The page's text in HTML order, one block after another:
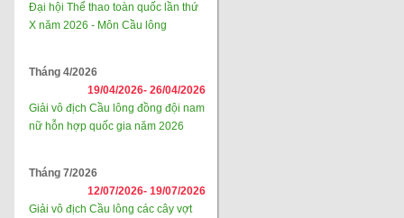
Đại hội Thể thao toàn quốc lần thứ
X năm 2026 - Môn Cầu lông
Tháng 4/2026
19/04/2026- 26/04/2026
Giải vô địch Cầu lông đồng đội nam
nữ hỗn hợp quốc gia năm 2026
Tháng 7/2026
12/07/2026- 19/07/2026
Giải vô địch Cầu lông các cây vợt